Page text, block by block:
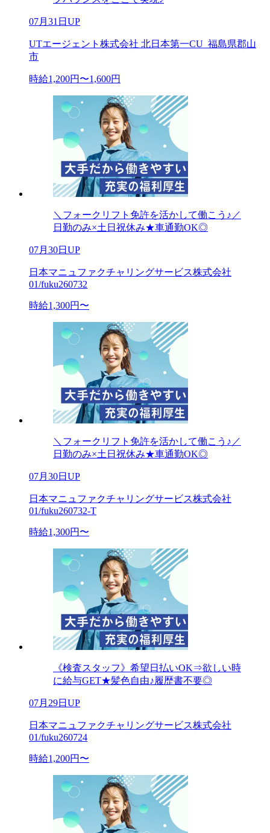
07月31日UP
UTエージェント株式会社 北日本第一CU_福島県郡山
市
時給1,200円〜1,600円
＼フォークリフト免許を活かして働こう♪／
日勤のみ×土日祝休み★車通勤OK◎
07月30日UP
日本マニュファクチャリングサービス株式会社
01/fuku260732
時給1,300円〜
＼フォークリフト免許を活かして働こう♪／
日勤のみ×土日祝休み★車通勤OK◎
07月30日UP
日本マニュファクチャリングサービス株式会社
01/fuku260732-T
時給1,300円〜
《検査スタッフ》希望日払いOK⇒欲しい時
に給与GET★髪色自由♪履歴書不要◎
07月29日UP
日本マニュファクチャリングサービス株式会社
01/fuku260724
時給1,200円〜